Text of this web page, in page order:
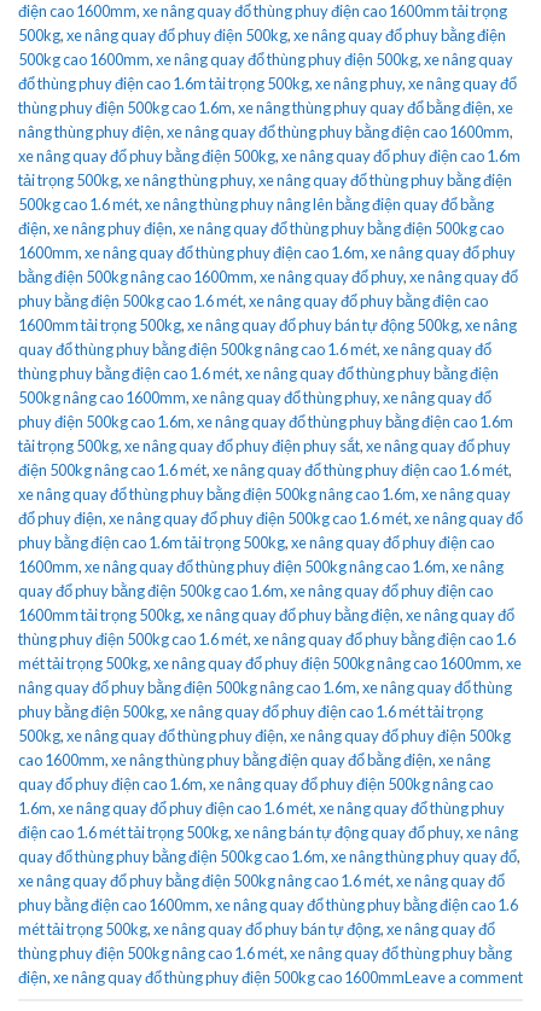
điện cao 1600mm,xe nâng quay đổ thùng phuy điện cao 1600mm tải trọng
500kg,xe nâng quay đổ phuy điện 500kg,xe nâng quay đổ phuy bằng điện
500kg cao 1600mm,xe nâng quay đổ thùng phuy điện 500kg,xe nâng quay
đổ thùng phuy điện cao 1.6m tải trọng 500kg,xe nâng phuy,xe nâng quay đổ
thùng phuy điện 500kg cao 1.6m,xe nâng thùng phuy quay đổ bằng điện,xe
nâng thùng phuy điện,xe nâng quay đổ thùng phuy bằng điện cao 1600mm,
xe nâng quay đổ phuy bằng điện 500kg,xe nâng quay đổ phuy điện cao 1.6m
tải trọng 500kg,xe nâng thùng phuy,xe nâng quay đổ thùng phuy bằng điện
500kg cao 1.6 mét,xe nâng thùng phuy nâng lên bằng điện quay đổ bằng
điện,xe nâng phuy điện,xe nâng quay đổ thùng phuy bằng điện 500kg cao
1600mm,xe nâng quay đổ thùng phuy điện cao 1.6m,xe nâng quay đổ phuy
bằng điện 500kg nâng cao 1600mm,xe nâng quay đổ phuy,xe nâng quay đổ
phuy bằng điện 500kg cao 1.6 mét,xe nâng quay đổ phuy bằng điện cao
1600mm tải trọng 500kg,xe nâng quay đổ phuy bán tự động 500kg,xe nâng
quay đổ thùng phuy bằng điện 500kg nâng cao 1.6 mét,xe nâng quay đổ
thùng phuy bằng điện cao 1.6 mét,xe nâng quay đổ thùng phuy bằng điện
500kg nâng cao 1600mm,xe nâng quay đổ thùng phuy,xe nâng quay đổ
phuy điện 500kg cao 1.6m,xe nâng quay đổ thùng phuy bằng điện cao 1.6m
tải trọng 500kg,xe nâng quay đổ phuy điện phuy sắt,xe nâng quay đổ phuy
điện 500kg nâng cao 1.6 mét,xe nâng quay đổ thùng phuy điện cao 1.6 mét,
xe nâng quay đổ thùng phuy bằng điện 500kg nâng cao 1.6m,xe nâng quay
đổ phuy điện,xe nâng quay đổ phuy điện 500kg cao 1.6 mét,xe nâng quay đổ
phuy bằng điện cao 1.6m tải trọng 500kg,xe nâng quay đổ phuy điện cao
1600mm,xe nâng quay đổ thùng phuy điện 500kg nâng cao 1.6m,xe nâng
quay đổ phuy bằng điện 500kg cao 1.6m,xe nâng quay đổ phuy điện cao
1600mm tải trọng 500kg,xe nâng quay đổ phuy bằng điện,xe nâng quay đổ
thùng phuy điện 500kg cao 1.6 mét,xe nâng quay đổ phuy bằng điện cao 1.6
mét tải trọng 500kg,xe nâng quay đổ phuy điện 500kg nâng cao 1600mm,xe
nâng quay đổ phuy bằng điện 500kg nâng cao 1.6m,xe nâng quay đổ thùng
phuy bằng điện 500kg,xe nâng quay đổ phuy điện cao 1.6 mét tải trọng
500kg,xe nâng quay đổ thùng phuy điện,xe nâng quay đổ phuy điện 500kg
cao 1600mm,xe nâng thùng phuy bằng điện quay đổ bằng điện,xe nâng
quay đổ phuy điện cao 1.6m,xe nâng quay đổ phuy điện 500kg nâng cao
1.6m,xe nâng quay đổ phuy điện cao 1.6 mét,xe nâng quay đổ thùng phuy
điện cao 1.6 mét tải trọng 500kg,xe nâng bán tự động quay đổ phuy,xe nâng
quay đổ thùng phuy bằng điện 500kg cao 1.6m,xe nâng thùng phuy quay đổ,
xe nâng quay đổ phuy bằng điện 500kg nâng cao 1.6 mét,xe nâng quay đổ
phuy bằng điện cao 1600mm,xe nâng quay đổ thùng phuy bằng điện cao 1.6
mét tải trọng 500kg,xe nâng quay đổ phuy bán tự động,xe nâng quay đổ
thùng phuy điện 500kg nâng cao 1.6 mét,xe nâng quay đổ thùng phuy bằng
điện,xe nâng quay đổ thùng phuy điện 500kg cao 1600mmLeave a comment